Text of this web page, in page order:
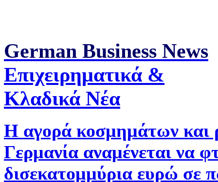
German Business News
Επιχειρηματικά &
Κλαδικά Νέα
Η αγορά κοσμημάτων και
Γερμανία αναμένεται να
δισεκατομμύρια ευρώ σε